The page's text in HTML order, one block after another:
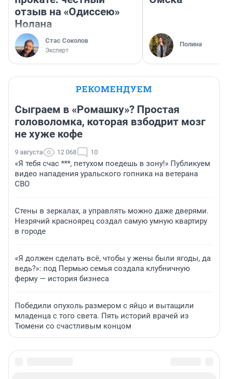
отзыв на «Одиссею»
Нолана
Стас Соколов
Эксперт
Полина
РЕКОМЕНДУЕМ
Сыграем в «Ромашку»? Простая
головоломка, которая взбодрит мозг
не хуже кофе
9 августа 12 068 10
«Я тебя счас ***, петухом поедешь в зону!» Публикуем
видео нападения уральского гопника на ветерана
СВО
Стены в зеркалах, а управлять можно даже дверями.
Незрячий красноярец создал самую умную квартиру
в городе
«Я должен сделать всё, чтобы у жены были ягоды, да
ведь?»: под Пермью семья создала клубничную
ферму — история бизнеса
Победили опухоль размером с яйцо и вытащили
младенца с того света. Пять историй врачей из
Тюмени со счастливым концом